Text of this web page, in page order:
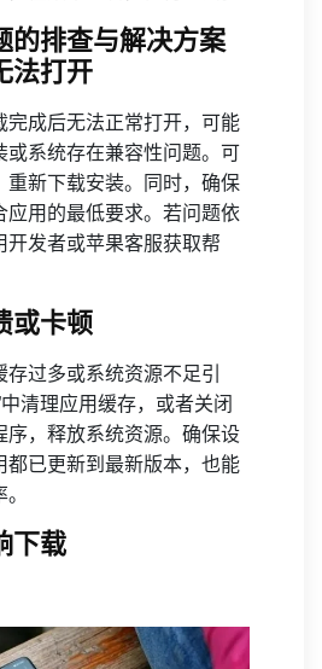
的排查与解决方案
法打开
完成后无法正常打开，可能
或系统存在兼容性问题。可
重新下载安装。同时，确保
应用的最低要求。若问题依
开发者或苹果客服获取帮
或卡顿
过多或系统资源不足引
清理应用缓存，或者关闭
序，释放系统资源。确保设
都已更新到最新版本，也能
下载